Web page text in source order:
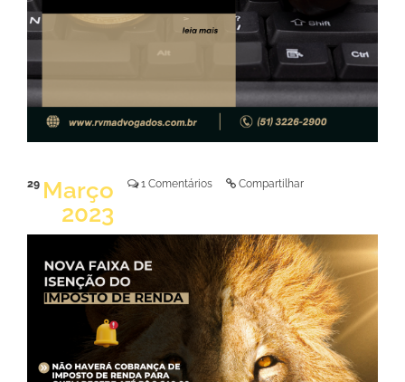
29 Março
2023
1 Comentários Compartilhar